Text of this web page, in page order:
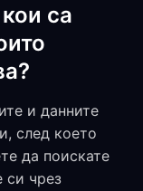
са
и данните
след което
да поискате
си чрез